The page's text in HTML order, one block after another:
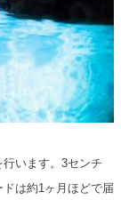
います。3センチ
は約1ヶ月ほどで届